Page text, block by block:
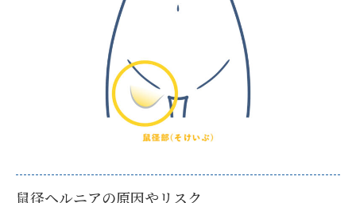
鼠径ヘルニアの原因やリスク